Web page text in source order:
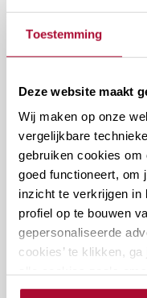
Toestemming
Deze website maakt
Wij maken op onze
vergelijkbare
gebruiken cookies om
goed functioneert, om
inzicht te verkrijgen in
profiel op te bouwen
gepersonaliseerde
cookies’ te klikken,
cookieverklaring.
mr. A.J. Mulders
Vragen